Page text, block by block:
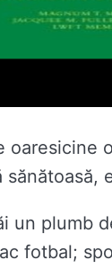
oaresicine
un plumb
fotbal;